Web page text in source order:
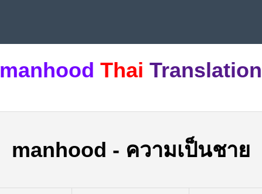
manhood Thai Translation
manhood - ความเป็นชาย